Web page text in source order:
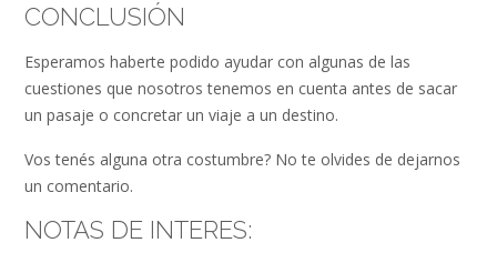
CONCLUSIÓN
Esperamos haberte podido ayudar con algunas de las
cuestiones que nosotros tenemos en cuenta antes de sacar
un pasaje o concretar un viaje a un destino.
Vos tenés alguna otra costumbre? No te olvides de dejarnos
un comentario.
NOTAS DE INTERES: